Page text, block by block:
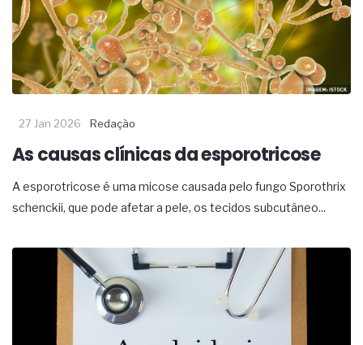
27 Jan 2026 Redação
As causas clínicas da esporotricose
A esporotricose é uma micose causada pelo fungo Sporothrix
schenckii, que pode afetar a pele, os tecidos subcutâneo...